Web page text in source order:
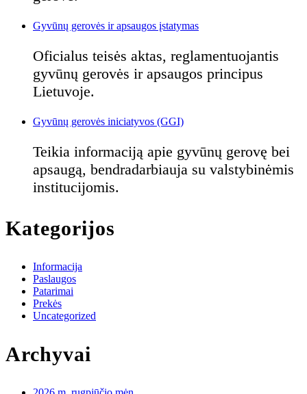
Gyvūnų gerovės ir apsaugos įstatymas
Oficialus teisės aktas, reglamentuojantis
gyvūnų gerovės ir apsaugos principus
Lietuvoje.
Gyvūnų gerovės iniciatyvos (GGI)
Teikia informaciją apie gyvūnų gerovę bei
apsaugą, bendradarbiauja su valstybinėmis
institucijomis.
Kategorijos
Informacija
Paslaugos
Patarimai
Prekės
Uncategorized
Archyvai